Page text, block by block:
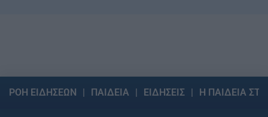
ΡΟΗ ΕΙΔΗΣΕΩΝ ΠΑΙΔΕΙΑ ΕΙΔΗΣΕΙΣ Η ΠΑΙΔΕΙΑ